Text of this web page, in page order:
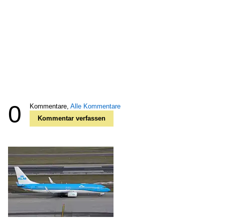
0 Kommentare, Alle Kommentare
Kommentar verfassen